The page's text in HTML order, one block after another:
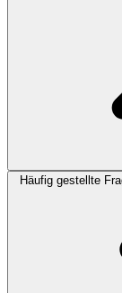
Häufig gestellte